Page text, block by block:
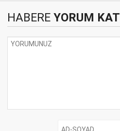
HABERE YORUM KAT